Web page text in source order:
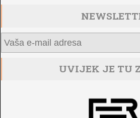
UVIJEK JE TU